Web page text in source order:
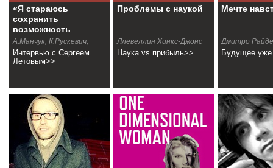
«Я стараюсь
сохранить
возможность
диалога»
А.Манчук, К.Рускевич,
Д.Райдер, И.Знаменский
Интервью с Сергеем
Летовым>>
Проблемы с наукой
Ллевеллин Хинкс-Джонс
Наука vs прибыль>>
Мечте
Дмитро
Будущее уже